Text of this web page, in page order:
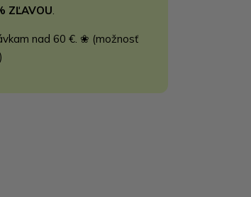
ZĽAVOU.
nad 60 €. ❀ (možnosť